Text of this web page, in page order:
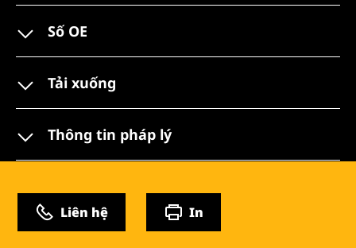
Số OE
Tải xuống
Thông tin pháp lý
Liên hệ In